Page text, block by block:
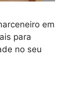
em
para
no seu